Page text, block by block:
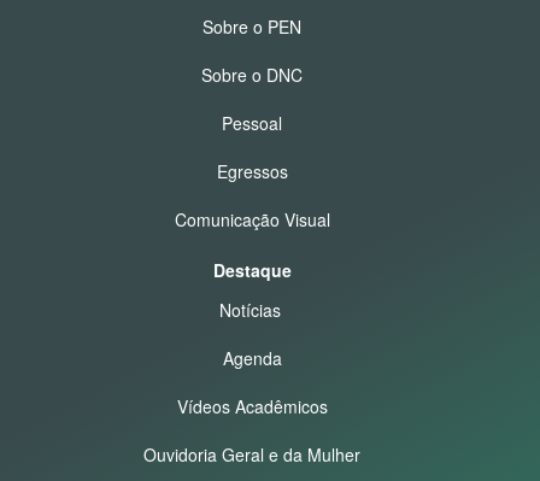
Sobre o PEN
Sobre o DNC
Pessoal
Egressos
Comunicação Visual
Destaque
Notícias
Agenda
Vídeos Acadêmicos
Ouvidoria Geral e da Mulher